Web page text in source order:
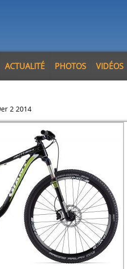
ACTUALITÉ PHOTOS VIDÉOS
2 2014